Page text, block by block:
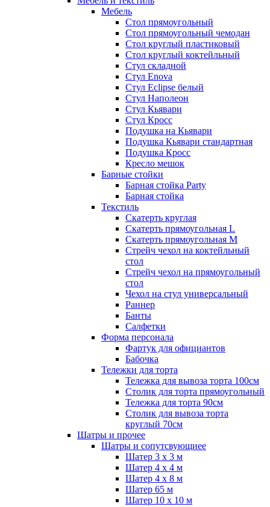
Мебель
Стол прямоугольный
Стол прямоугольный чемодан
Стол круглый пластиковый
Стол круглый коктейльный
Стул складной
Стул Enova
Стул Eclipse белый
Стул Наполеон
Стул Кьявари
Стул Кросс
Подушка на Кьявари
Подушка Кьявари стандартная
Подушка Кросс
Кресло мешок
Барные стойки
Барная стойка Party
Барная стойка
Текстиль
Скатерть круглая
Скатерть прямоугольная L
Скатерть прямоугольная M
Стрейч чехол на коктейльный
стол
Стрейч чехол на прямоугольный
стол
Чехол на стул универсальный
Раннер
Банты
Салфетки
Форма персонала
Фартук для официантов
Бабочка
Тележки для торта
Тележка для вывоза торта 100см
Столик для торта прямоугольный
Тележка для торта 90см
Столик для вывоза торта
круглый 70см
Шатры и прочее
Шатры и сопутсвующиее
Шатер 3 х 3 м
Шатер 4 х 4 м
Шатер 4 х 8 м
Шатер 65 м
Шатер 10 х 10 м